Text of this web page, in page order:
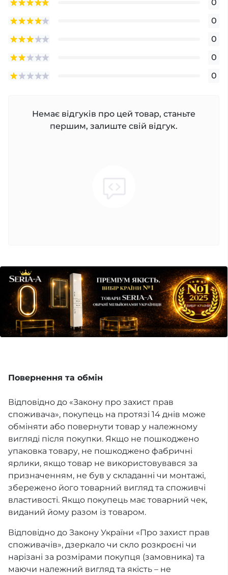
0
0
0
0
0
Немає відгуків про цей товар, станьте
першим, залиште свій відгук.
Повернення та обмін
Відповідно до «Закону про захист прав
споживача», покупець на протязі 14 днів може
обміняти або повернути товар у належному
вигляді після покупки. Якщо не пошкоджено
упаковка товару, не пошкоджено фабричні
ярлики, якщо товар не використовувався за
призначенням, не був у складанні чи монтажі,
збережено його товарний вигляд та споживчі
властивості. Якщо покупець має товарний чек,
виданий йому разом із товаром.
Відповідно до Закону України «Про захист прав
споживачів», дзеркало чи скло розкроєні чи
нарізані за розмірами покупця (замовника) та
маючи належний вигляд та якість – не